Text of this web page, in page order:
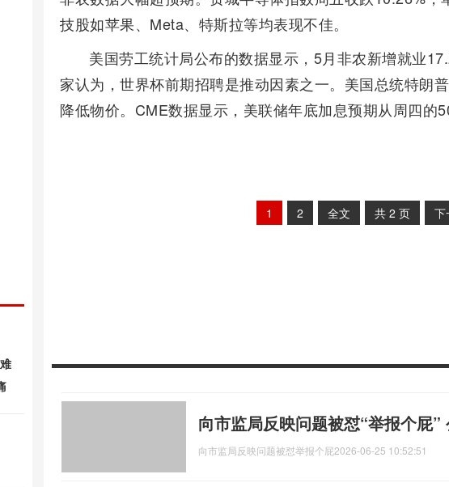
技股如苹果、Meta、特斯拉等均表现不佳。
美国劳工统计局公布的数据显示，5月非农新增就业
家认为，世界杯前期招聘是推动因素之一。美国总统特朗
降低物价。CME数据显示，美联储年底加息预期从周四的
1 2 全文 共 2 页 下
向市监局反映问题被怼“举报个屁
向市监局反映问题被怼举报个屁2026-06-25 10:52:51